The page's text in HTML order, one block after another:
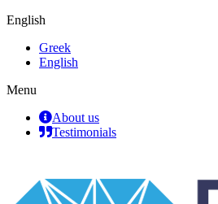
English
Greek
English
Menu
About us
Testimonials